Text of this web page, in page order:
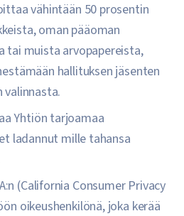
vähintään 50 prosentin
oman pääoman
tai muista arvopapereista,
hallituksen jäsenten
Yhtiön tarjoamaa
ladannut mille tahansa
(California Consumer Privacy
oikeushenkilönä, joka kerää